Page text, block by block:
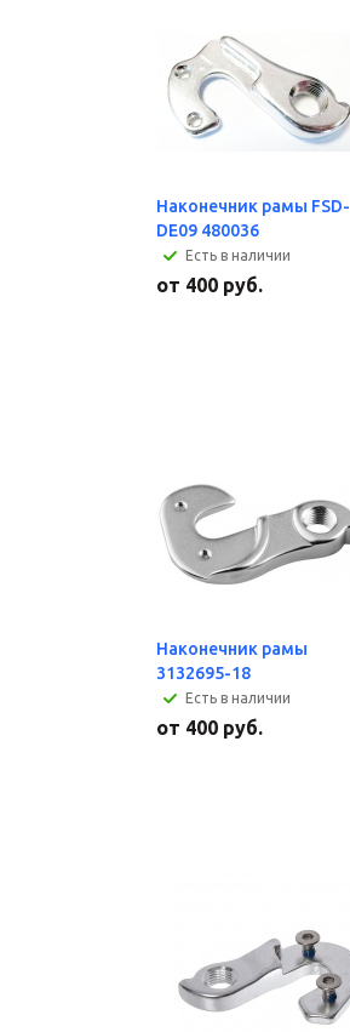
Наконечник рамы FSD-
DE09 480036
Есть в наличии
от 400 руб.
Наконечник рамы
3132695-18
Есть в наличии
от 400 руб.